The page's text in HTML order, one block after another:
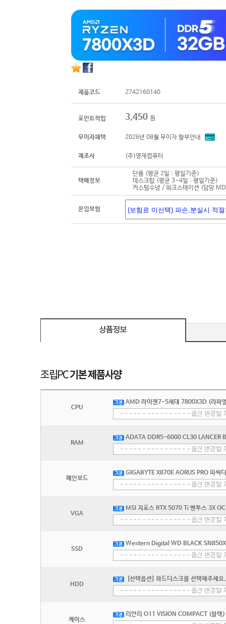
제품코드 2742160140
포인트적립 3,450 원
무이자혜택 2026년 08월 무이자 할부안내
제조사 (주)영재컴퓨터
택배정보
단품 (평균 2일 : 평일기준)
데스크탑 (평균 3~4일 : 평일기준)
커스텀수냉 / 워크스테이션 (담당
운임보험
CPU
AMD 라이젠7-5세대 7800X3D (라파
RAM
ADATA DDR5-6000 CL30 LANCER
메인보드
GIGABYTE X870E AORUS PRO 피씨
VGA
MSI 지포스 RTX 5070 Ti 벤투스 3X
SSD
Western Digital WD BLACK
HDD
[선택옵션] 하드디스크를 선택해주세요.
케이스
리안리 O11 VISION COMPACT (블랙)